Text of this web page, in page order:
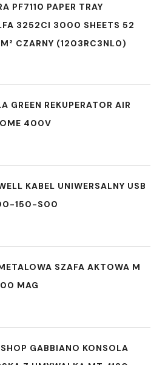
PF7110 PAPER TRAY
3252CI 3000 SHEETS 52
CZARNY (1203RC3NL0)
GREEN REKUPERATOR AIR
400V
KABEL UNIWERSALNY USB
150-S00
SZAFA AKTOWA M
MAG
GABBIANO KONSOLA